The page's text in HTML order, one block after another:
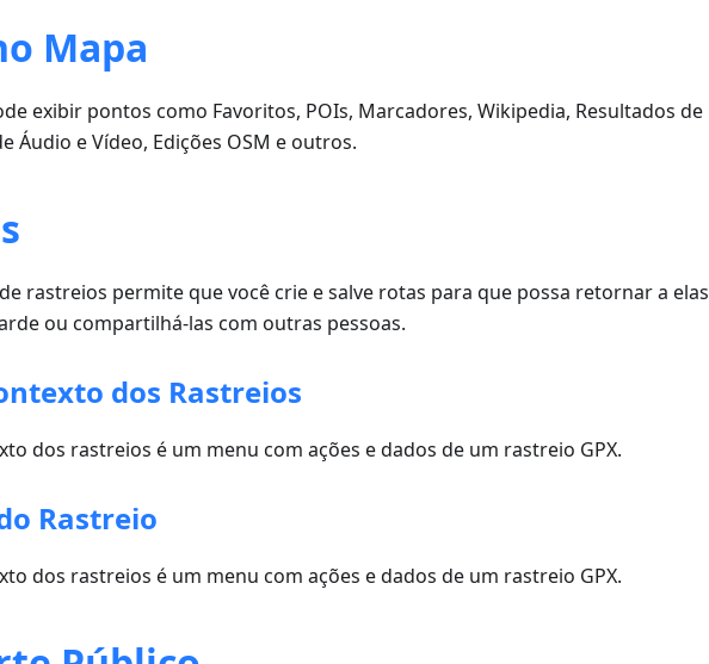
Mapa
exibir pontos como Favoritos, POIs, Marcadores, Wikipedia, Resultados de
Áudio e Vídeo, Edições OSM e outros.
rastreios permite que você crie e salve rotas para que possa retornar a elas
ou compartilhá-las com outras pessoas.
dos Rastreios
dos rastreios é um menu com ações e dados de um rastreio GPX.
Rastreio
dos rastreios é um menu com ações e dados de um rastreio GPX.